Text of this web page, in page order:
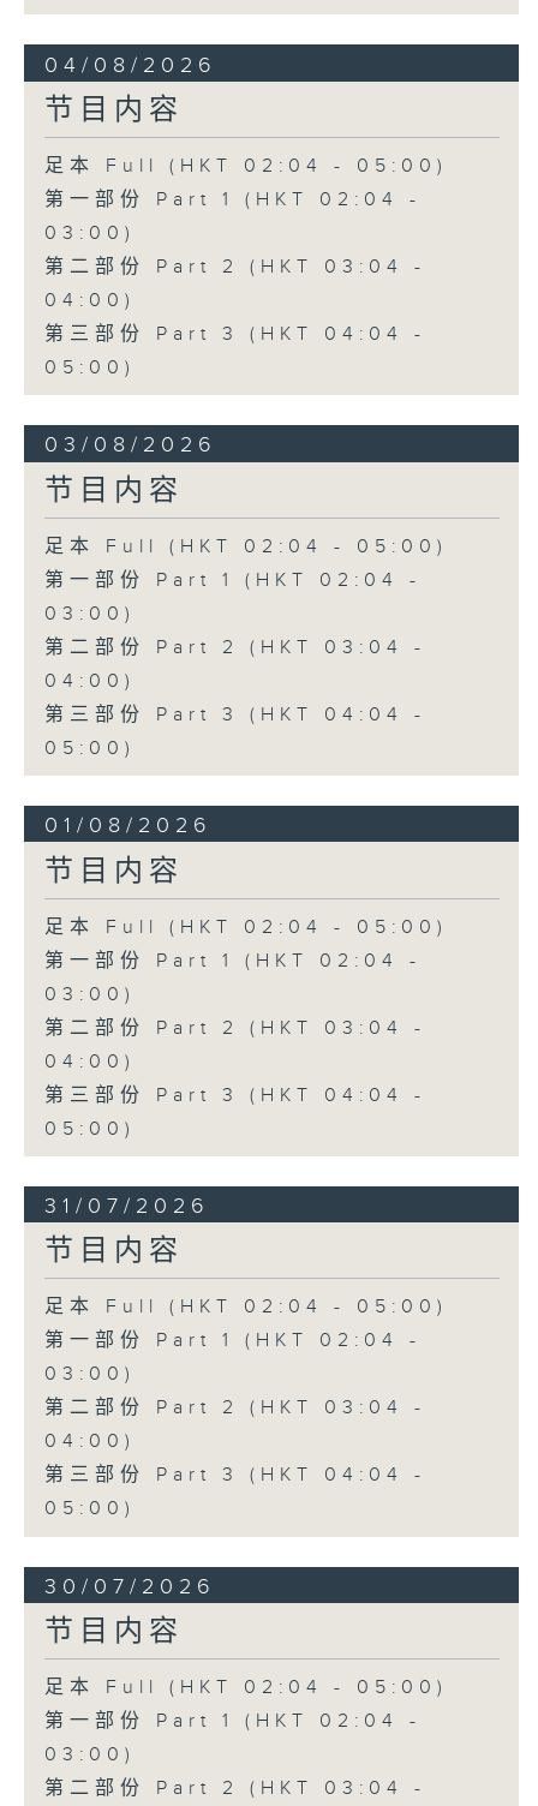
04/08/2026
节目内容
足本 Full (HKT 02:04 - 05:00)
第一部份 Part 1 (HKT 02:04 -
03:00)
第二部份 Part 2 (HKT 03:04 -
04:00)
第三部份 Part 3 (HKT 04:04 -
05:00)
03/08/2026
节目内容
足本 Full (HKT 02:04 - 05:00)
第一部份 Part 1 (HKT 02:04 -
03:00)
第二部份 Part 2 (HKT 03:04 -
04:00)
第三部份 Part 3 (HKT 04:04 -
05:00)
01/08/2026
节目内容
足本 Full (HKT 02:04 - 05:00)
第一部份 Part 1 (HKT 02:04 -
03:00)
第二部份 Part 2 (HKT 03:04 -
04:00)
第三部份 Part 3 (HKT 04:04 -
05:00)
31/07/2026
节目内容
足本 Full (HKT 02:04 - 05:00)
第一部份 Part 1 (HKT 02:04 -
03:00)
第二部份 Part 2 (HKT 03:04 -
04:00)
第三部份 Part 3 (HKT 04:04 -
05:00)
30/07/2026
节目内容
足本 Full (HKT 02:04 - 05:00)
第一部份 Part 1 (HKT 02:04 -
03:00)
第二部份 Part 2 (HKT 03:04 -